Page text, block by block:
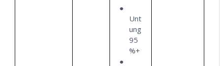
Unt
ung
95
%+